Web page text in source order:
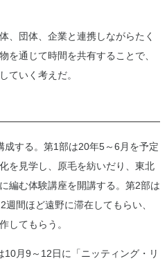
、団体、企業と連携しながらたく
を通じて時間を共有することで、
ていく考えだ。
する。第1部は20年5～6月を予定
を見学し、原毛を紡いだり、東北
編む体験講座を開講する。第2部は
間ほど遠野に滞在してもらい、
してもらう。
月9～12日に「ニッティング・リ